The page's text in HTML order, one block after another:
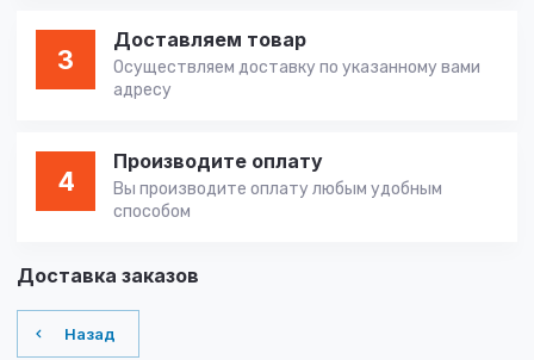
3
Доставляем товар
Осуществляем доставку по указанному вами
адресу
4
Производите оплату
Вы производите оплату любым удобным
способом
Доставка заказов
Назад